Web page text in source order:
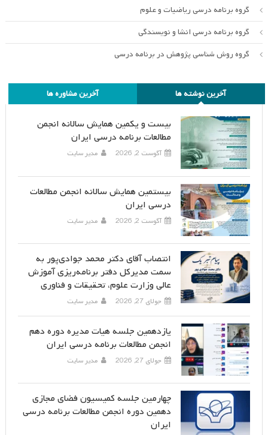
گروه برنامه درسی ریاضیات و علوم
گروه برنامه درسی انشا و نویسندگی
گروه روش شناسی پژوهش در برنامه درسی
آخرین نوشته ها آخرین مشاوره ها
بیست و یکمین همایش سالانه انجمن
مطالعات برنامه درسی ایران
آگوست 2, 2026 مدیر سایت
بیستمین همایش سالانه انجمن مطالعات
درسی ایران
آگوست 2, 2026 مدیر سایت
انتصاب آقای دکتر محمد جوادی‌پور به
سمت مدیرکل دفتر برنامه‌ریزی آموزش
عالی وزارت علوم، تحقیقات و فناوری
جولای 27, 2026 مدیر سایت
یازدهمین جلسه هیات مدیره دوره دهم
انجمن مطالعات برنامه درسی ایران
جولای 27, 2026 مدیر سایت
چهارمین جلسه کمیسیون فضای مجازی
دهمین دوره انجمن مطالعات برنامه درسی
ایران